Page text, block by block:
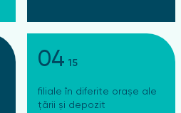
04 15
filiale în diferite orașe ale
țării și depozit